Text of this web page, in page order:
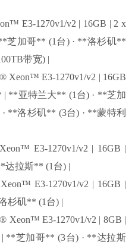
E3-1270v1/v2 | 16GB | 2 x
芝加哥** (1台) · **洛杉矶**
带宽) |
Xeon™ E3-1270v1/v2 | 16GB
| **亚特兰大** (1台) · **芝加
**洛杉矶** (3台) · **蒙特利
E3-1270v1/v2 | 16GB |
达拉斯** (1台) |
E3-1270v1/v2 | 16GB |
杉矶** (1台) |
Xeon™ E3-1270v1/v2 | 8GB |
**芝加哥** (3台) · **达拉斯